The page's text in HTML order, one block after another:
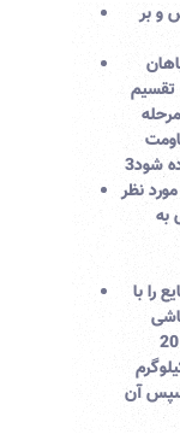
و بر
تقسیم
شود3
نظر
به
را با
. همچنین، می‌توان بذر گیاه را به مدت 20
آب و هیومیک اسید (1.5 کیلوگرم
و سپس آن